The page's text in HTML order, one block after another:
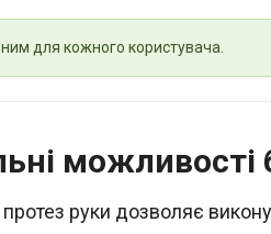
для кожного користувача.
можливості
руки дозволяє